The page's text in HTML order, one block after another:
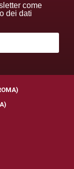
come
dei dati